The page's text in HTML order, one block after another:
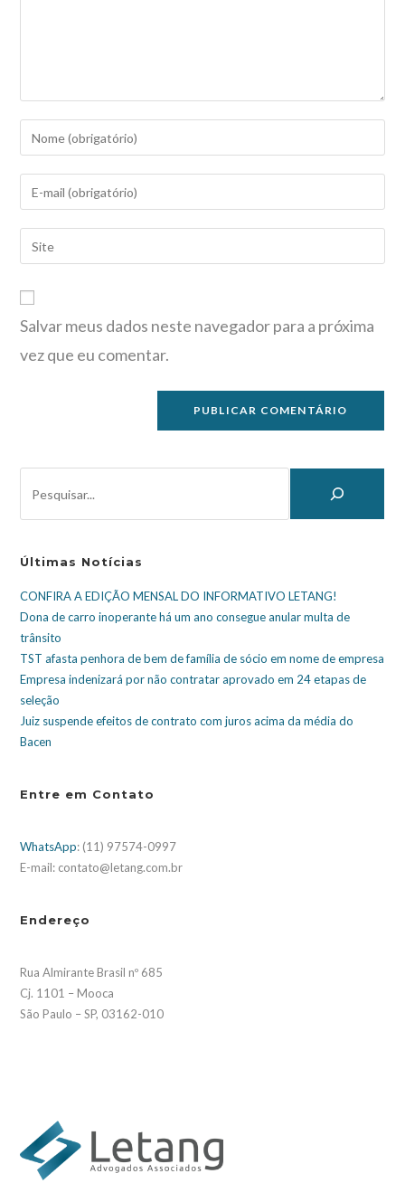
Salvar meus dados neste navegador para a próxima
vez que eu comentar.
Últimas Notícias
CONFIRA A EDIÇÃO MENSAL DO INFORMATIVO LETANG!
Dona de carro inoperante há um ano consegue anular multa de
trânsito
TST afasta penhora de bem de família de sócio em nome de empresa
Empresa indenizará por não contratar aprovado em 24 etapas de
seleção
Juiz suspende efeitos de contrato com juros acima da média do
Bacen
Entre em Contato
WhatsApp: (11) 97574-0997
E-mail: contato@letang.com.br
Endereço
Rua Almirante Brasil nº 685
Cj. 1101 – Mooca
São Paulo – SP, 03162-010